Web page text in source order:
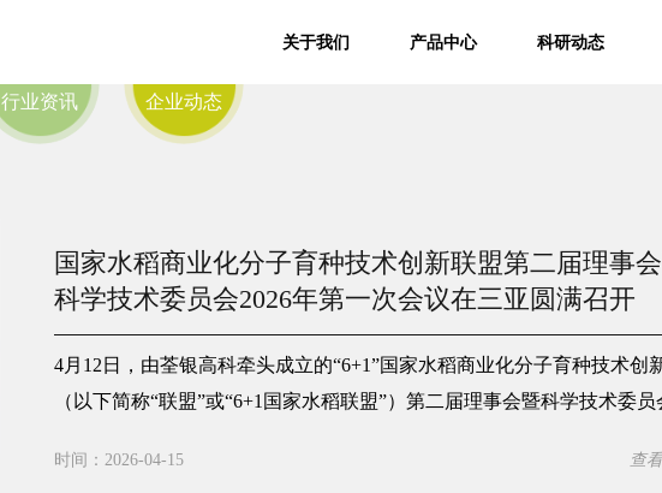
关于我们 产品中心 科研动态
行业资讯 企业动态
国家水稻商业化分子育种技术创新联盟第二届理事
科学技术委员会2026年第一次会议在三亚圆满召开
4月12日，由荃银高科牵头成立的“6+1”国家水稻商业化分子育种技术创
（以下简称“联盟”或“6+1国家水稻联盟”）第二届理事会暨科学技术委员
技委、秘书处换届工作，并围绕“十五五”协同创新工作展开深入研讨。
时间：2026-04-15 查